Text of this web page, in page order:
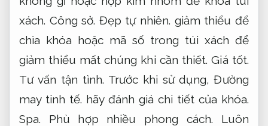
xách. Công sở. Đẹp tự nhiên. giảm thiểu để
chìa khóa hoặc mã số trong túi xách để
giảm thiểu mất chúng khi cần thiết.Giá tốt.
Tư vấn tận tình. Trước khi sử dụng,Đường
may tinh tế. hãy đánh giá chi tiết của khóa.
Spa.
Phù hợp nhiều phong cách. Luôn